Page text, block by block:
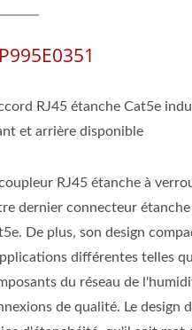
RJ45 étanche Cat5e
et arrière disponible
RJ45 étanche à
dernier connecteur
De plus, son design
différentes telles
du réseau de
de qualité. Le design